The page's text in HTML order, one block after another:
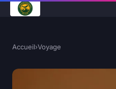
Accueil›Voyage